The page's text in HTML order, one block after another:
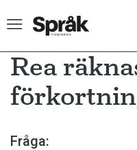
Artiklar
Rea
Fråga: